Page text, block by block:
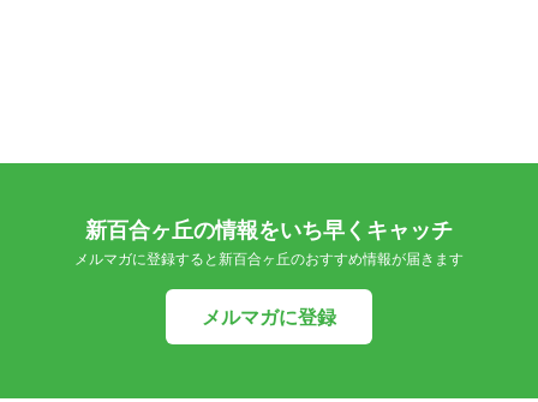
新百合ヶ丘の情報をいち早くキャッチ
メルマガに登録すると新百合ヶ丘のおすすめ情報が届きます
メルマガに登録